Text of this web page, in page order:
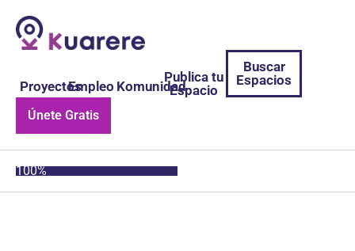
ProyectosEmpleo Komunidad
Publica tu
Espacio
Buscar
Espacios
Únete Gratis
100%